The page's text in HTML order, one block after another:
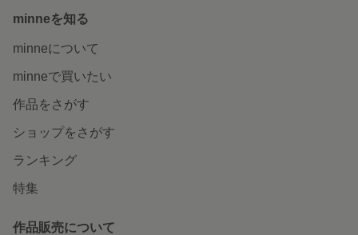
minneを知る
minneについて
minneで買いたい
作品をさがす
ショップをさがす
ランキング
特集
作品販売について